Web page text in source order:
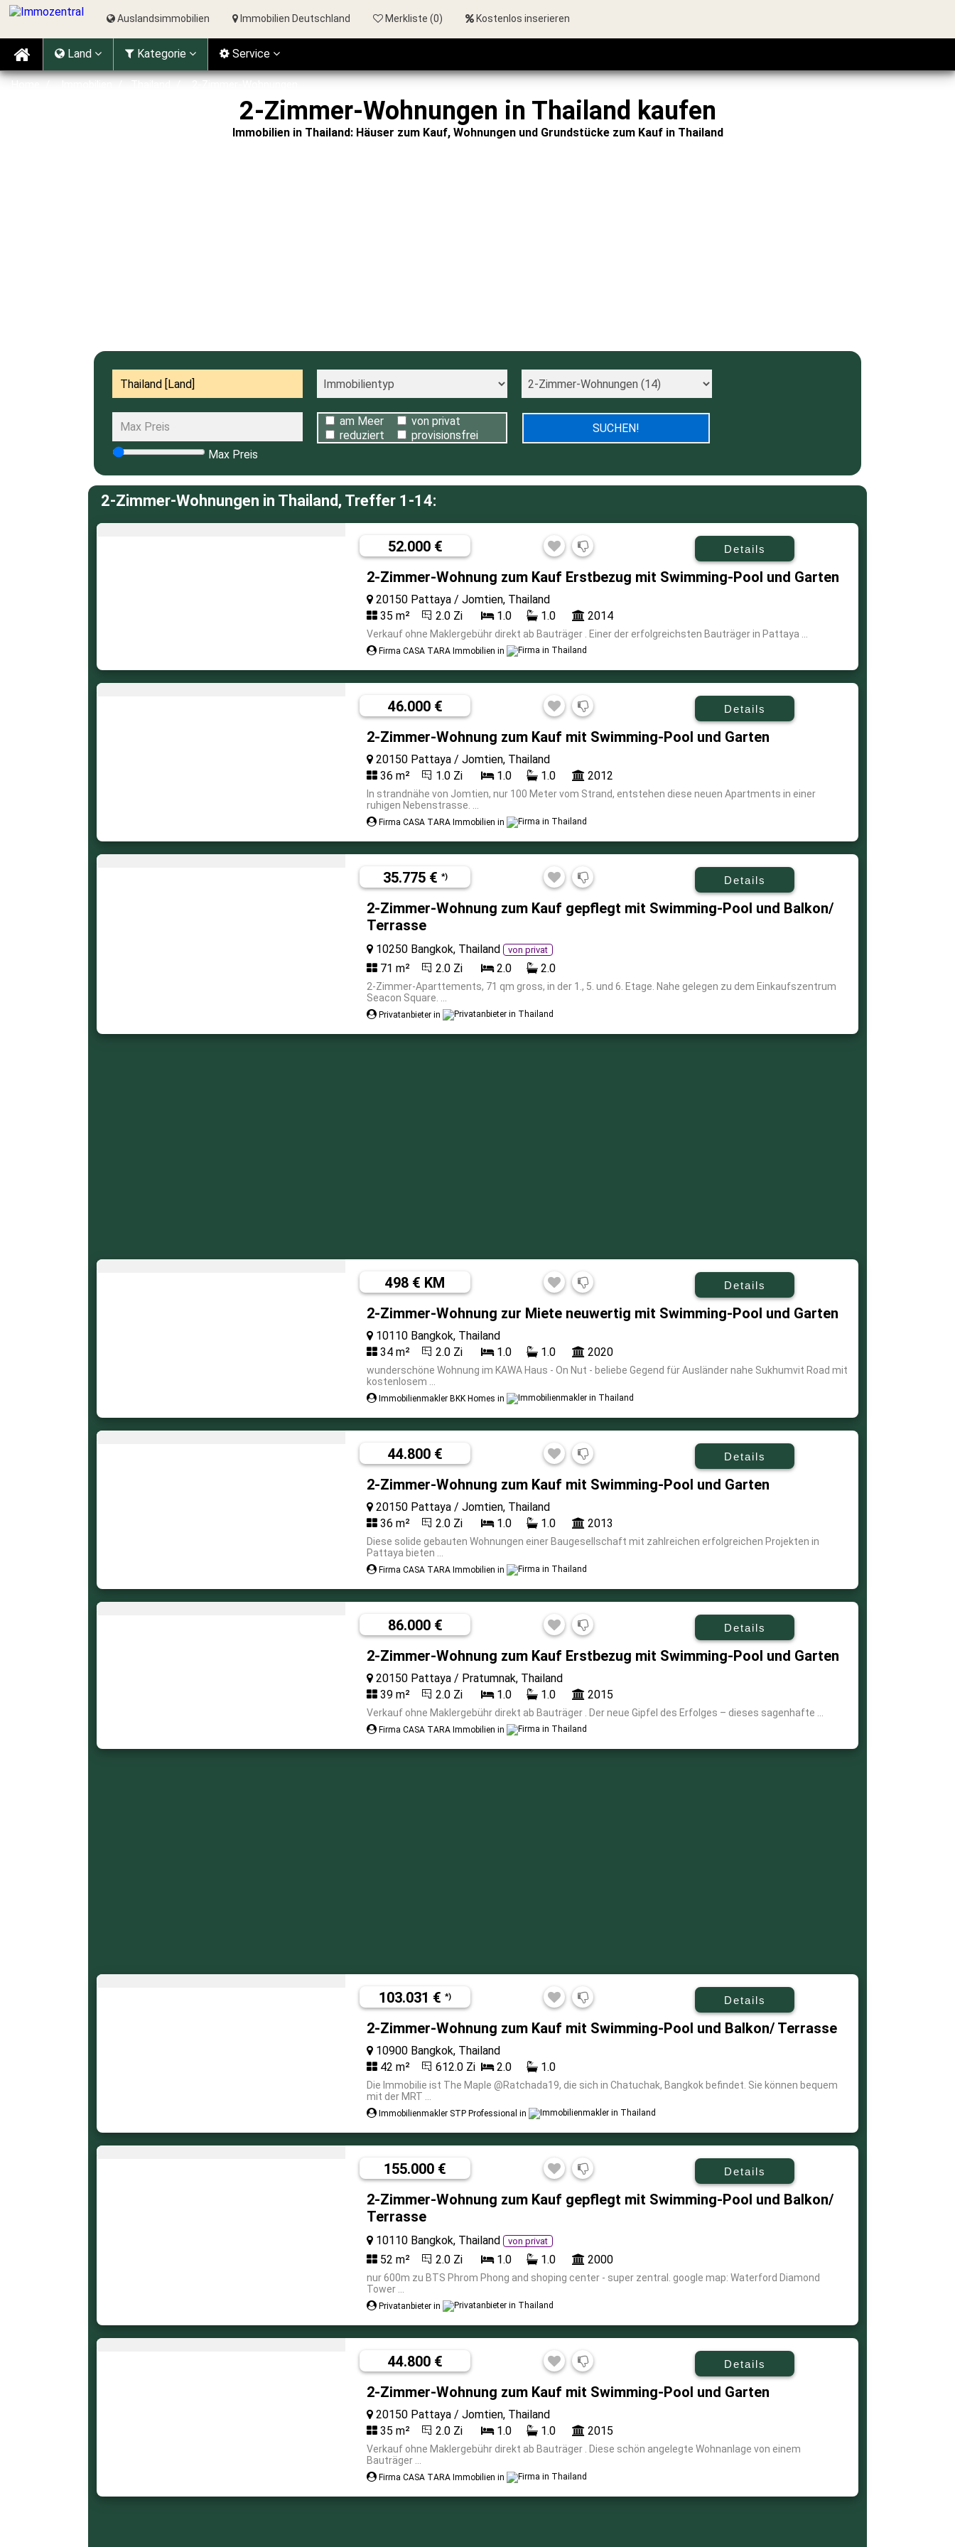
2-Zimmer-Wohnungen in Thailand kaufen
Immobilien in Thailand: Häuser zum Kauf, Wohnungen und Grundstücke zum Kauf in Thailand
Max Preis
am Meer
reduziert
von privat
provisionsfrei
Auslandsimmobilien Immobilien Deutschland Merkliste (0) Kostenlos inserieren
Land Kategorie Service
2-Zimmer-Wohnungen in Thailand, Treffer 1-14:
52.000 € Details
2-Zimmer-Wohnung zum Kauf Erstbezug mit Swimming-Pool und Garten
20150 Pattaya / Jomtien, Thailand
35 m²
2.0 Zi 1.0 1.0 2014
Verkauf ohne Maklergebühr direkt ab Bauträger . Einer der erfolgreichsten Bauträger in Pattaya ...
Firma CASA TARA Immobilien in
46.000 € Details
2-Zimmer-Wohnung zum Kauf mit Swimming-Pool und Garten
20150 Pattaya / Jomtien, Thailand
36 m²
1.0 Zi 1.0 1.0 2012
In strandnähe von Jomtien, nur 100 Meter vom Strand, entstehen diese neuen Apartments in einer
ruhigen Nebenstrasse. ...
Firma CASA TARA Immobilien in
35.775 € *) Details
2-Zimmer-Wohnung zum Kauf gepflegt mit Swimming-Pool und Balkon/
Terrasse
10250 Bangkok, Thailand von privat
71 m² 2.0 Zi 2.0 2.0
2-Zimmer-Aparttements, 71 qm gross, in der 1., 5. und 6. Etage. Nahe gelegen zu dem Einkaufszentrum
Seacon Square. ...
Privatanbieter in
498 € KM Details
2-Zimmer-Wohnung zur Miete neuwertig mit Swimming-Pool und Garten
10110 Bangkok, Thailand
34 m²
2.0 Zi 1.0 1.0 2020
wunderschöne Wohnung im KAWA Haus - On Nut - beliebe Gegend für Ausländer nahe Sukhumvit Road mit
kostenlosem ...
Immobilienmakler BKK Homes in
44.800 € Details
2-Zimmer-Wohnung zum Kauf mit Swimming-Pool und Garten
20150 Pattaya / Jomtien, Thailand
36 m²
2.0 Zi 1.0 1.0 2013
Diese solide gebauten Wohnungen einer Baugesellschaft mit zahlreichen erfolgreichen Projekten in
Pattaya bieten ...
Firma CASA TARA Immobilien in
86.000 € Details
2-Zimmer-Wohnung zum Kauf Erstbezug mit Swimming-Pool und Garten
20150 Pattaya / Pratumnak, Thailand
39 m²
2.0 Zi 1.0 1.0 2015
Verkauf ohne Maklergebühr direkt ab Bauträger . Der neue Gipfel des Erfolges – dieses sagenhafte ...
Firma CASA TARA Immobilien in
103.031 € *) Details
2-Zimmer-Wohnung zum Kauf mit Swimming-Pool und Balkon/ Terrasse
10900 Bangkok, Thailand
42 m²
612.0 Zi 2.0 1.0
Die Immobilie ist The Maple @Ratchada19, die sich in Chatuchak, Bangkok befindet. Sie können bequem
mit der MRT ...
Immobilienmakler STP Professional in
155.000 € Details
2-Zimmer-Wohnung zum Kauf gepflegt mit Swimming-Pool und Balkon/
Terrasse
10110 Bangkok, Thailand von privat
52 m² 2.0 Zi 1.0 1.0 2000
nur 600m zu BTS Phrom Phong and shoping center - super zentral. google map: Waterford Diamond
Tower ...
Privatanbieter in
44.800 € Details
2-Zimmer-Wohnung zum Kauf mit Swimming-Pool und Garten
20150 Pattaya / Jomtien, Thailand
35 m²
2.0 Zi 1.0 1.0 2015
Verkauf ohne Maklergebühr direkt ab Bauträger . Diese schön angelegte Wohnanlage von einem
Bauträger ...
Firma CASA TARA Immobilien in